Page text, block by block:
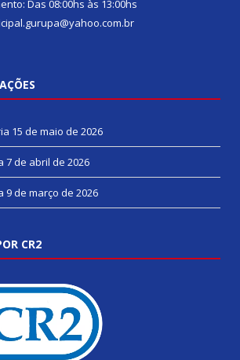
Das 08:00hs às 13:00hs
15 de maio de 2026
7 de abril de 2026
9 de março de 2026
CR2